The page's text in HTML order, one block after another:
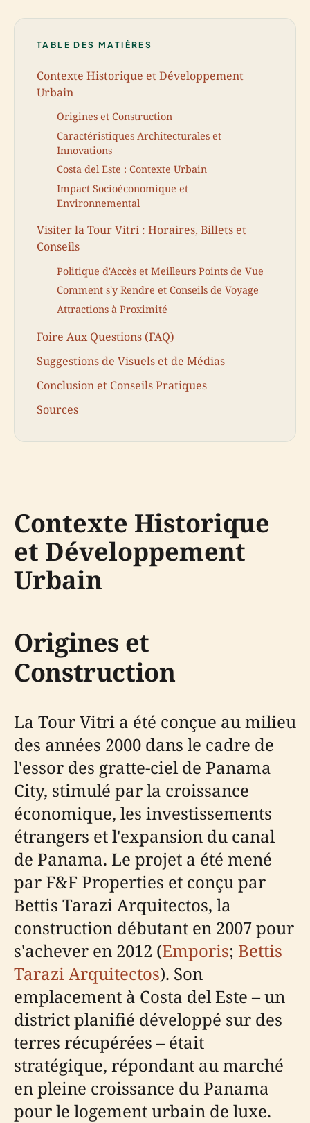
TABLE DES MATIÈRES
Contexte Historique et Développement
Urbain
Origines et Construction
Caractéristiques Architecturales et
Innovations
Costa del Este : Contexte Urbain
Impact Socioéconomique et
Environnemental
Visiter la Tour Vitri : Horaires, Billets et
Conseils
Politique d'Accès et Meilleurs Points de Vue
Comment s'y Rendre et Conseils de Voyage
Attractions à Proximité
Foire Aux Questions (FAQ)
Suggestions de Visuels et de Médias
Conclusion et Conseils Pratiques
Sources
Contexte Historique
et Développement
Urbain
Origines et
Construction
La Tour Vitri a été conçue au milieu
des années 2000 dans le cadre de
l'essor des gratte-ciel de Panama
City, stimulé par la croissance
économique, les investissements
étrangers et l'expansion du canal
de Panama. Le projet a été mené
par F&F Properties et conçu par
Bettis Tarazi Arquitectos, la
construction débutant en 2007 pour
s'achever en 2012 (Emporis; Bettis
Tarazi Arquitectos). Son
emplacement à Costa del Este – un
district planifié développé sur des
terres récupérées – était
stratégique, répondant au marché
en pleine croissance du Panama
pour le logement urbain de luxe.